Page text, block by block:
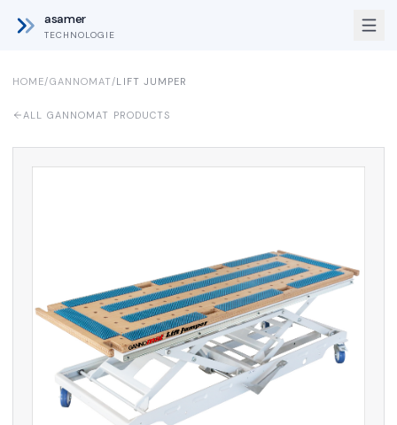
asamer
TECHNOLOGIE
HOME/GANNOMAT/LIFT JUMPER
ALL GANNOMAT PRODUCTS